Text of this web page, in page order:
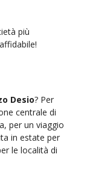
più
Desio? Per
centrale di
per un viaggio
in estate per
le località di